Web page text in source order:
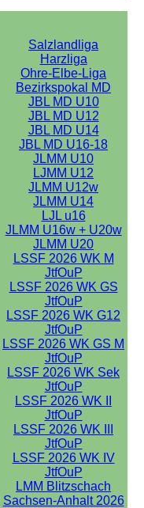
Salzlandliga
Harzliga
Ohre-Elbe-Liga
Bezirkspokal MD
JBL MD U10
JBL MD U12
JBL MD U14
JBL MD U16-18
JLMM U10
LJMM U12
JLMM U12w
JLMM U14
LJL u16
JLMM U16w + U20w
JLMM U20
LSSF 2026 WK M
JtfOuP
LSSF 2026 WK GS
JtfOuP
LSSF 2026 WK G12
JtfOuP
LSSF 2026 WK GS M
JtfOuP
LSSF 2026 WK Sek
JtfOuP
LSSF 2026 WK II
JtfOuP
LSSF 2026 WK III
JtfOuP
LSSF 2026 WK IV
JtfOuP
LMM Blitzschach
Sachsen-Anhalt 2026